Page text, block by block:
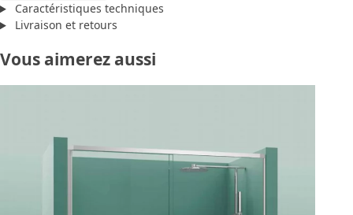
Caractéristiques techniques
Livraison et retours
Vous aimerez aussi